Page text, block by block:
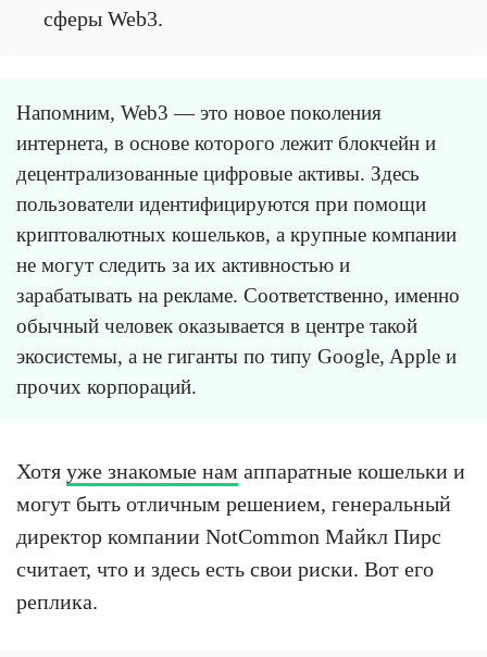
сферы Web3.
Напомним, Web3 — это новое поколения
интернета, в основе которого лежит блокчейн и
децентрализованные цифровые активы. Здесь
пользователи идентифицируются при помощи
криптовалютных кошельков, а крупные компании
не могут следить за их активностью и
зарабатывать на рекламе. Соответственно, именно
обычный человек оказывается в центре такой
экосистемы, а не гиганты по типу Google, Apple и
прочих корпораций.
Хотя уже знакомые нам аппаратные кошельки и
могут быть отличным решением, генеральный
директор компании NotCommon Майкл Пирс
считает, что и здесь есть свои риски. Вот его
реплика.